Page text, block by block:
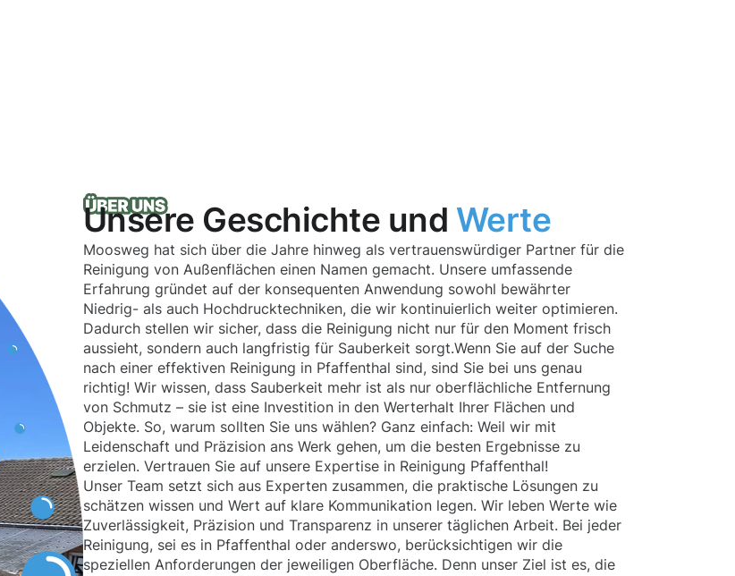
Unsere Geschichte und Werte
Moosweg hat sich über die Jahre hinweg als vertrauenswürdiger Partner für die
Reinigung von Außenflächen einen Namen gemacht. Unsere umfassende
Erfahrung gründet auf der konsequenten Anwendung sowohl bewährter
Niedrig- als auch Hochdrucktechniken, die wir kontinuierlich weiter optimieren.
Dadurch stellen wir sicher, dass die Reinigung nicht nur für den Moment frisch
aussieht, sondern auch langfristig für Sauberkeit sorgt.Wenn Sie auf der Suche
nach einer effektiven Reinigung in Pfaffenthal sind, sind Sie bei uns genau
richtig! Wir wissen, dass Sauberkeit mehr ist als nur oberflächliche Entfernung
von Schmutz – sie ist eine Investition in den Werterhalt Ihrer Flächen und
Objekte. So, warum sollten Sie uns wählen? Ganz einfach: Weil wir mit
Leidenschaft und Präzision ans Werk gehen, um die besten Ergebnisse zu
erzielen. Vertrauen Sie auf unsere Expertise in Reinigung Pfaffenthal!
Unser Team setzt sich aus Experten zusammen, die praktische Lösungen zu
schätzen wissen und Wert auf klare Kommunikation legen. Wir leben Werte wie
Zuverlässigkeit, Präzision und Transparenz in unserer täglichen Arbeit. Bei jeder
Reinigung, sei es in Pfaffenthal oder anderswo, berücksichtigen wir die
speziellen Anforderungen der jeweiligen Oberfläche. Denn unser Ziel ist es, die